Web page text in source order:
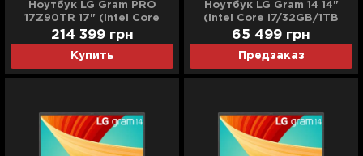
Ноутбук LG Gram PRO
17Z90TR 17" (Intel Core
Ultra 9/32GB/8TB
(SSD)/RTX 5050)
(17Z90TR-E.ADB92U)
(Standard)
Купить
214 399 грн
Ноутбук LG Gram 14 14"
(Intel Core i7/32GB/1TB
(SSD)/Iris Xe) (14Z90R-
K.ADB9U1) (Standard)
Предзаказ
65 499 грн